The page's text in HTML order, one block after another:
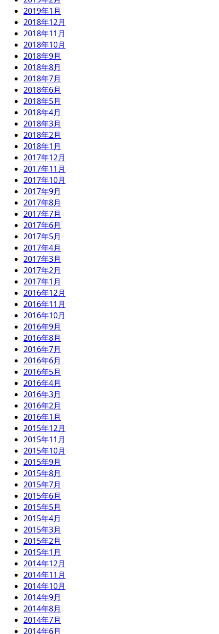
2019年1月
2018年12月
2018年11月
2018年10月
2018年9月
2018年8月
2018年7月
2018年6月
2018年5月
2018年4月
2018年3月
2018年2月
2018年1月
2017年12月
2017年11月
2017年10月
2017年9月
2017年8月
2017年7月
2017年6月
2017年5月
2017年4月
2017年3月
2017年2月
2017年1月
2016年12月
2016年11月
2016年10月
2016年9月
2016年8月
2016年7月
2016年6月
2016年5月
2016年4月
2016年3月
2016年2月
2016年1月
2015年12月
2015年11月
2015年10月
2015年9月
2015年8月
2015年7月
2015年6月
2015年5月
2015年4月
2015年3月
2015年2月
2015年1月
2014年12月
2014年11月
2014年10月
2014年9月
2014年8月
2014年7月
2014年6月